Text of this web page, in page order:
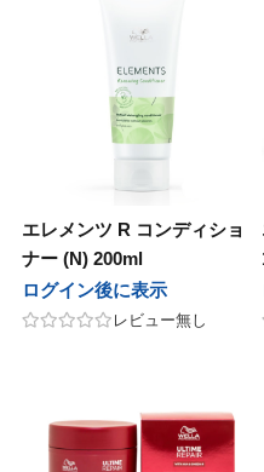
エレメンツ R コンディショ
ナー (N) 200ml
ログイン後に表示
レビュー無し